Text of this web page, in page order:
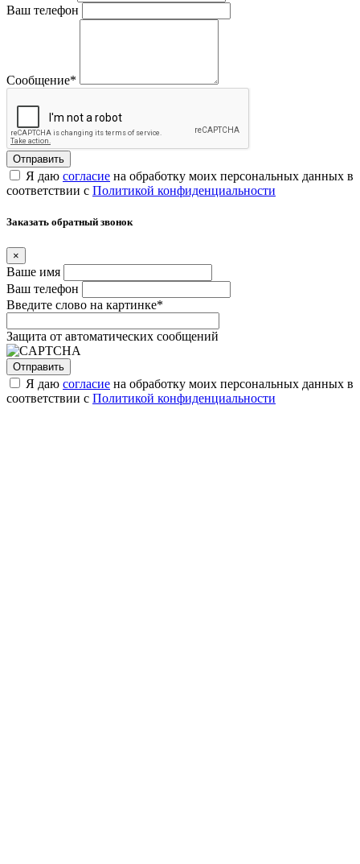
Ваш телефон
Сообщение*
Я даю согласие на обработку моих персональных данных в
соответствии с Политикой конфиденциальности
Заказать обратный звонок
×
Ваше имя
Ваш телефон
Введите слово на картинке*
Защита от автоматических сообщений
Я даю согласие на обработку моих персональных данных в
соответствии с Политикой конфиденциальности